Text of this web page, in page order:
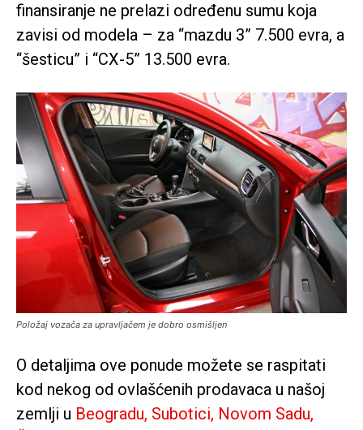
finansiranje ne prelazi određenu sumu koja
zavisi od modela – za “mazdu 3” 7.500 evra, a
“šesticu” i “CX-5” 13.500 evra.
Položaj vozača za upravljačem je dobro osmišljen
O detaljima ove ponude možete se raspitati
kod nekog od ovlašćenih prodavaca u našoj
zemlji u Beogradu, Subotici, Novom Sadu,